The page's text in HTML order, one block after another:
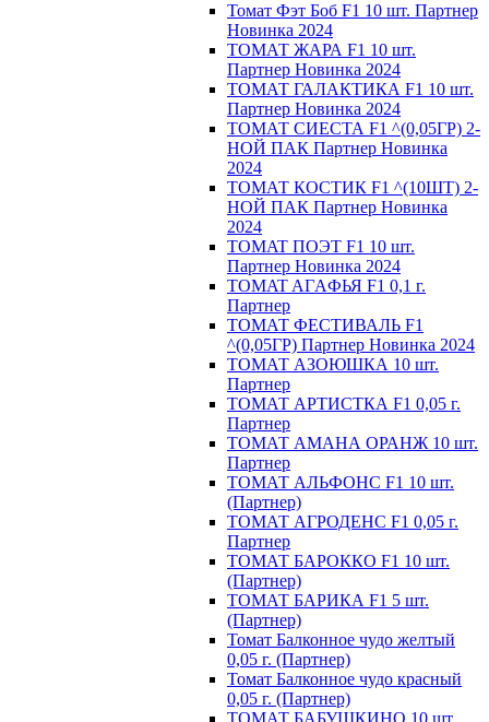
Томат Фэт Боб F1 10 шт. Партнер
Новинка 2024
ТОМАТ ЖАРА F1 10 шт.
Партнер Новинка 2024
ТОМАТ ГАЛАКТИКА F1 10 шт.
Партнер Новинка 2024
ТОМАТ СИЕСТА F1 ^(0,05ГР) 2-
НОЙ ПАК Партнер Новинка
2024
ТОМАТ КОСТИК F1 ^(10ШТ) 2-
НОЙ ПАК Партнер Новинка
2024
TOMAT ПOЭT F1 10 шт.
Пapтнeр Новинка 2024
TOMAT AГAФЬЯ F1 0,1 г.
Пapтнep
ТОМАТ ФЕСТИВАЛЬ F1
^(0,05ГР) Партнер Новинка 2024
ТОМАТ АЗОЮШКА 10 шт.
Партнер
ТОМАТ АРТИСТКА F1 0,05 г.
Партнер
ТОМАТ АМАНА ОРАНЖ 10 шт.
Партнер
ТОМАТ АЛЬФОНС F1 10 шт.
(Партнер)
ТОМАТ АГРОДЕНС F1 0,05 г.
Партнер
ТОМАТ БАРОККО F1 10 шт.
(Партнер)
ТОМАТ БАРИКА F1 5 шт.
(Партнер)
Томат Балконное чудо желтый
0,05 г. (Партнер)
Томат Балконное чудо красный
0,05 г. (Партнер)
ТОМАТ БАБУШКИНО 10 шт.